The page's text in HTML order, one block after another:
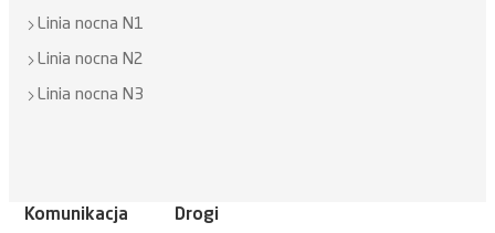
Linia nocna N1
Linia nocna N2
Linia nocna N3
Komunikacja Drogi